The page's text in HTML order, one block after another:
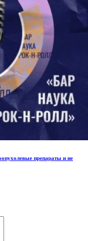
препараты и не